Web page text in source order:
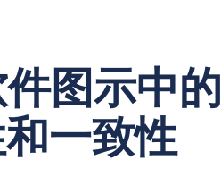
图示中的
一致性